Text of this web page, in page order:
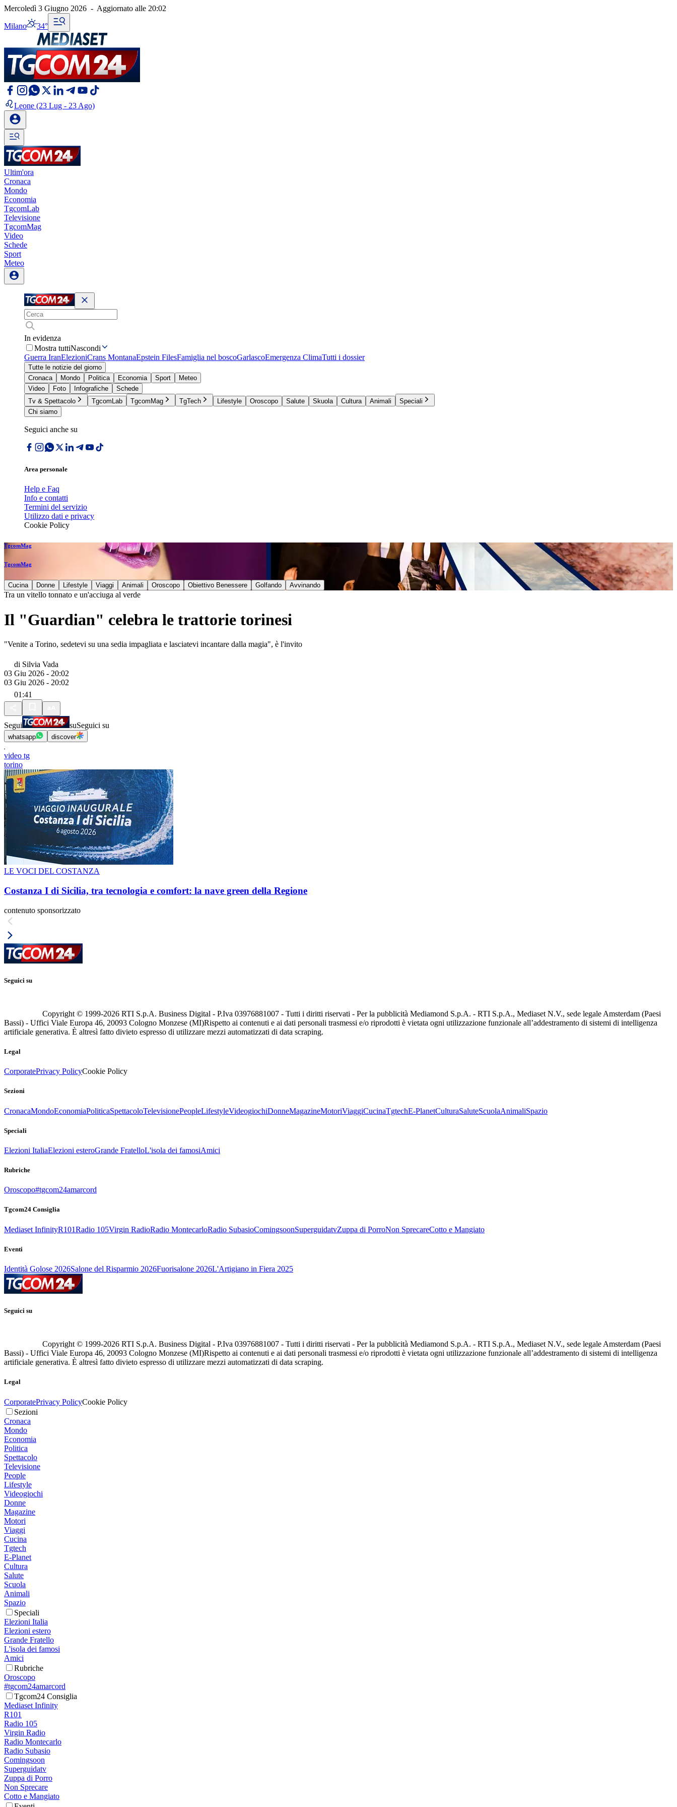
Mercoledì 3 Giugno 2026 - Aggiornato alle 20:02
Milano 34°
Leone (23 Lug - 23 Ago)
Ultim'ora
Cronaca
Mondo
Economia
TgcomLab
Televisione
TgcomMag
Video
Schede
Sport
Meteo
In evidenza
Mostra tuttiNascondi
Guerra IranElezioniCrans MontanaEpstein FilesFamiglia nel boscoGarlascoEmergenza ClimaTutti i dossier
Tutte le notizie del giorno
Cronaca
Mondo Politica Economia Sport
Meteo
Video
Foto Infografiche
Schede
Tv & Spettacolo
TgcomLab TgcomMag TgTech Lifestyle Oroscopo Salute Skuola Cultura Animali
Speciali
Chi siamo
Seguici anche su
Area personale
Help e Faq
Info e contatti
Termini del servizio
Utilizzo dati e privacy
Cookie Policy
TgcomMag
TgcomMag
Cucina Donne Lifestyle Viaggi Animali Oroscopo Obiettivo Benessere Golfando Avvinando
Tra un vitello tonnato e un'acciuga al verde
Il "Guardian" celebra le trattorie torinesi
"Venite a Torino, sedetevi su una sedia impagliata e lasciatevi incantare dalla magia", è l'invito
di Silvia Vada
03 Giu 2026 - 20:02
03 Giu 2026 - 20:02
01:41
Segui suSeguici su
whatsapp discover
video tg
torino
LE VOCI DEL COSTANZA
Costanza I di Sicilia, tra tecnologia e comfort: la nave green della Regione
contenuto sponsorizzato
Seguici su
Copyright © 1999-2026 RTI S.p.A. Business Digital - P.Iva 03976881007 - Tutti i diritti riservati - Per la pubblicità Mediamond S.p.A. - RTI S.p.A., Mediaset N.V., sede legale Amsterdam (Paesi
Bassi) - Uffici Viale Europa 46, 20093 Cologno Monzese (MI)Rispetto ai contenuti e ai dati personali trasmessi e/o riprodotti è vietata ogni utilizzazione funzionale all’addestramento di sistemi di intelligenza
artificiale generativa. È altresì fatto divieto espresso di utilizzare mezzi automatizzati di data scraping.
Legal
CorporatePrivacy PolicyCookie Policy
Sezioni
CronacaMondoEconomiaPoliticaSpettacoloTelevisionePeopleLifestyleVideogiochiDonneMagazineMotoriViaggiCucinaTgtechE-PlanetCulturaSaluteScuolaAnimaliSpazio
Speciali
Elezioni ItaliaElezioni esteroGrande FratelloL'isola dei famosiAmici
Rubriche
Oroscopo#tgcom24amarcord
Tgcom24 Consiglia
Mediaset InfinityR101Radio 105Virgin RadioRadio MontecarloRadio SubasioComingsoonSuperguidatvZuppa di PorroNon SprecareCotto e Mangiato
Eventi
Identità Golose 2026Salone del Risparmio 2026Fuorisalone 2026L'Artigiano in Fiera 2025
Seguici su
Copyright © 1999-2026 RTI S.p.A. Business Digital - P.Iva 03976881007 - Tutti i diritti riservati - Per la pubblicità Mediamond S.p.A. - RTI S.p.A., Mediaset N.V., sede legale Amsterdam (Paesi
Bassi) - Uffici Viale Europa 46, 20093 Cologno Monzese (MI)Rispetto ai contenuti e ai dati personali trasmessi e/o riprodotti è vietata ogni utilizzazione funzionale all’addestramento di sistemi di intelligenza
artificiale generativa. È altresì fatto divieto espresso di utilizzare mezzi automatizzati di data scraping.
Legal
CorporatePrivacy PolicyCookie Policy
Sezioni
Cronaca
Mondo
Economia
Politica
Spettacolo
Televisione
People
Lifestyle
Videogiochi
Donne
Magazine
Motori
Viaggi
Cucina
Tgtech
E-Planet
Cultura
Salute
Scuola
Animali
Spazio
Speciali
Elezioni Italia
Elezioni estero
Grande Fratello
L'isola dei famosi
Amici
Rubriche
Oroscopo
#tgcom24amarcord
Tgcom24 Consiglia
Mediaset Infinity
R101
Radio 105
Virgin Radio
Radio Montecarlo
Radio Subasio
Comingsoon
Superguidatv
Zuppa di Porro
Non Sprecare
Cotto e Mangiato